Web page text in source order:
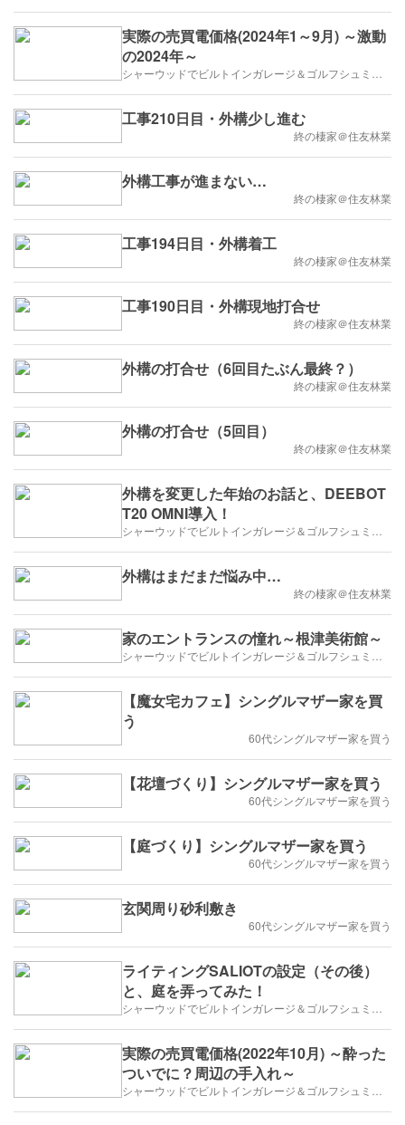
実際の売買電価格(2024年1～9月) ～激動
の2024年～
工事210日目・外構少し進む
終の棲家＠住友林業
外構工事が進まない…
終の棲家＠住友林業
工事194日目・外構着工
終の棲家＠住友林業
工事190日目・外構現地打合せ
終の棲家＠住友林業
外構の打合せ（6回目たぶん最終？）
終の棲家＠住友林業
外構の打合せ（5回目）
終の棲家＠住友林業
外構を変更した年始のお話と、DEEBOT
T20 OMNI導入！
外構はまだまだ悩み中…
終の棲家＠住友林業
家のエントランスの憧れ～根津美術館～
【魔女宅カフェ】シングルマザー家を買
う
60代シングルマザー家を買う
【花壇づくり】シングルマザー家を買う
60代シングルマザー家を買う
【庭づくり】シングルマザー家を買う
60代シングルマザー家を買う
玄関周り砂利敷き
60代シングルマザー家を買う
ライティングSALIOTの設定（その後）
と、庭を弄ってみた！
実際の売買電価格(2022年10月) ～酔った
ついでに？周辺の手入れ～